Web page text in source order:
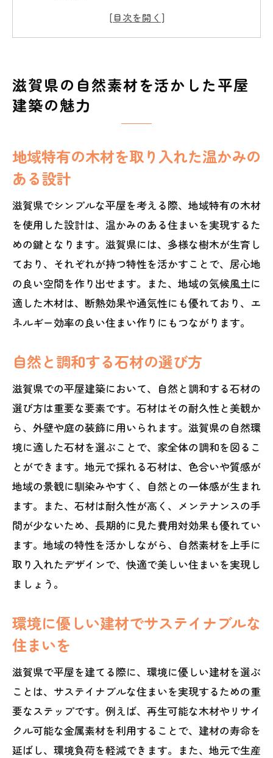
自然と調和する石材の選び方
環境に優しい建材でサステイナブルな住
滋賀県の気候に最適な断熱材の選択
エコロジカルな建築スタイル
自然素材の経年変化を楽しむ暮らし
現する方法
オープンプランで広がりを演出するレイ
アウト
限られたスペースでの収納アイデア
光と風を取り入れる窓の配置
多目的に使えるフレキシブルな間取り
無駄を省いたミニマルデザインのコツ
家具選びで空間に統一感を
まい作りの秘訣
冬でも暖かく過ごせる床暖房の活用
四季折々の景観を楽しむ庭づくり
季節ごとに変化する日射対策
滋賀県の気候に合わせたカーテン選び
季節感を取り入れたインテリアの工夫
地域の特性を反映した平屋デザインの重要性
地域文化を取り入れた外観デザイン
地元の伝統工法を使った建築技術
滋賀県独自の風景を活かした家づくり
地元の職人技が光る内装デザイン
シンプルな平屋が滋賀県で愛される理由
生活の質を高める居住空間の魅力
メンテナンスのしやすさと長持ちする設
計
自然との共生を感じる暮らし
滋賀県の自然素材を活かした平屋
建築の魅力
地域特有の木材を取り入れた温かみの
ある設計
滋賀県でシンプルな平屋を考える際、地域特有の木材
を使用した設計は、温かみのある住まいを実現するた
めの鍵となります。滋賀県には、多様な樹木が生育し
ており、それぞれが持つ特性を活かすことで、居心地
の良い空間を作り出せます。また、地域の気候風土に
適した木材は、断熱効果や通気性にも優れており、エ
ネルギー効率の良い住まい作りにもつながります。
自然と調和する石材の選び方
滋賀県での平屋建築において、自然と調和する石材の
選び方は重要な要素です。石材はその耐久性と美観か
ら、外壁や庭の装飾に用いられます。滋賀県の自然環
境に適した石材を選ぶことで、家全体の調和を図るこ
とができます。地元で採れる石材は、色合いや質感が
地域の景観に馴染みやすく、自然との一体感が生まれ
ます。また、石材は耐久性が高く、メンテナンスの手
間が少ないため、長期的に見た費用対効果も優れてい
ます。地域の特性を活かしながら、自然素材を上手に
取り入れたデザインで、快適で美しい住まいを実現し
ましょう。
環境に優しい建材でサステイナブルな
住まいを
滋賀県で平屋を建てる際に、環境に優しい建材を選ぶ
ことは、サステイナブルな住まいを実現するための重
要なステップです。例えば、再生可能な木材やリサイ
クル可能な金属素材を利用することで、建材の寿命を
延ばし、環境負荷を軽減できます。また、地元で生産